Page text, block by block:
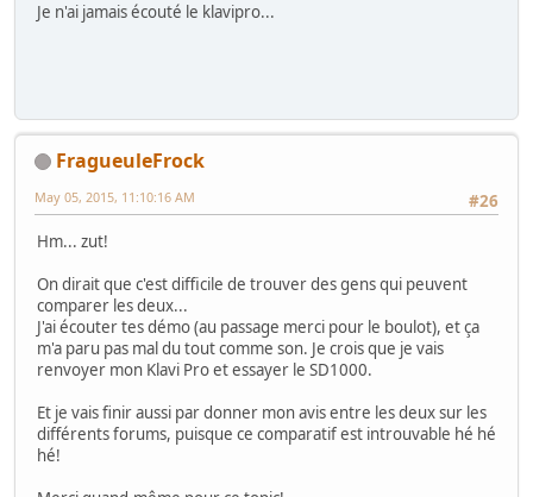
Je n'ai jamais écouté le klavipro...
FragueuleFrock
#26
May 05, 2015, 11:10:16 AM
Hm... zut!
On dirait que c'est difficile de trouver des gens qui peuvent
comparer les deux...
J'ai écouter tes démo (au passage merci pour le boulot), et ça
m'a paru pas mal du tout comme son. Je crois que je vais
renvoyer mon Klavi Pro et essayer le SD1000.
Et je vais finir aussi par donner mon avis entre les deux sur les
différents forums, puisque ce comparatif est introuvable hé hé
hé!